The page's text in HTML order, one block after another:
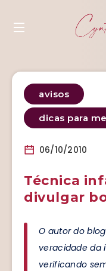
avisos
dicas para
06/10/2010
Técnica
divulgar
O autor do
veracidade da
verificando